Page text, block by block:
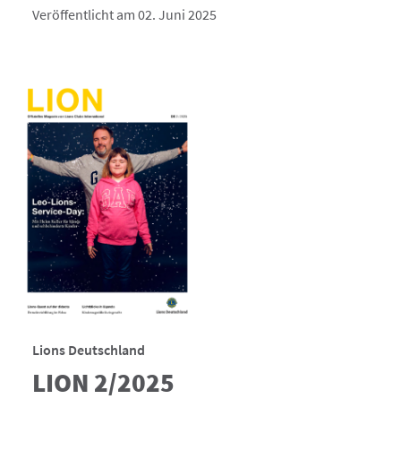
Veröffentlicht am 02. Juni 2025
Lions Deutschland
LION 2/2025